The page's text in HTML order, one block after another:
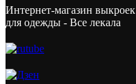
Интернет-магазин выкроек
для одежды - Все лекала